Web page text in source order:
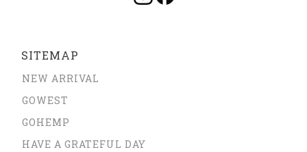
SITEMAP
NEW ARRIVAL
GOWEST
GOHEMP
HAVE A GRATEFUL DAY